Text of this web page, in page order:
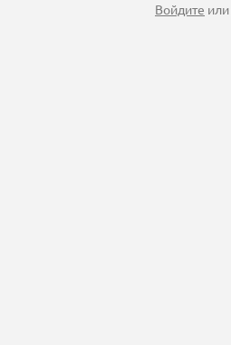
Войдите или